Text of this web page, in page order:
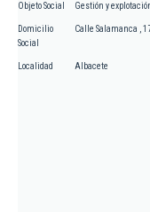
Objeto Social Gestión y
Domicilio
Social
Calle Salamanca ,
Localidad Albacete